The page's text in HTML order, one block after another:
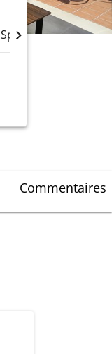
Spa
Plongée
Commentaires